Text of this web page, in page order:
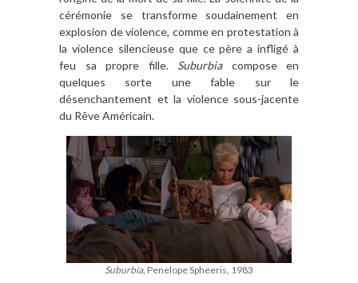
cérémonie se transforme soudainement en
explosion de violence, comme en protestation à
la violence silencieuse que ce père a infligé à
feu sa propre fille. Suburbiacompose en
quelques sorte une fable sur le
désenchantement et la violence sous-jacente
du Rêve Américain.
Suburbia, Penelope Spheeris, 1983